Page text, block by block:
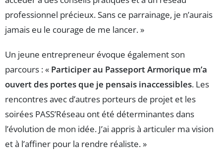
professionnel précieux. Sans ce parrainage, je n’aurais
jamais eu le courage de me lancer. »
Un jeune entrepreneur évoque également son
parcours : « Participer au Passeport Armorique m’a
ouvert des portes que je pensais inaccessibles. Les
rencontres avec d’autres porteurs de projet et les
soirées PASS’Réseau ont été déterminantes dans
l’évolution de mon idée. J’ai appris à articuler ma vision
et à l’affiner pour la rendre réaliste. »